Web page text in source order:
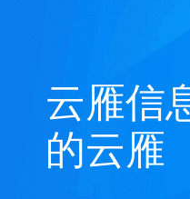
云雁信
的云雁